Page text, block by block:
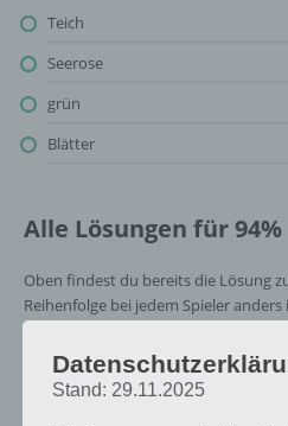
Teich
Seerose
grün
Blätter
Alle Lösungen für 94%
Oben findest du bereits die Lösung
Reihenfolge bei jedem Spieler
exakte Level anzeigen, weshalb du
jedoch trotzdem zu jedem
Antworten findest!
Stand: 29.11.2025